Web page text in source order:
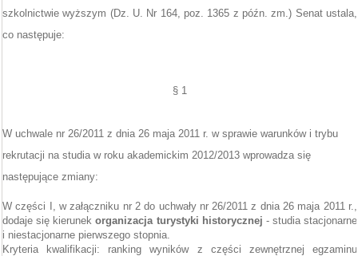
szkolnictwie wyższym (Dz. U. Nr 164, poz. 1365 z późn. zm.) Senat ustala,
co następuje:
§ 1
W uchwale nr 26/2011 z dnia 26 maja 2011 r. w sprawie warunków i trybu
rekrutacji na studia w roku akademickim 2012/2013 wprowadza się
następujące zmiany:
W części I, w załączniku nr 2 do uchwały nr 26/2011 z dnia 26 maja 2011 r.,
dodaje się kierunekorganizacja turystyki historycznej - studia stacjonarne
i niestacjonarne pierwszego stopnia.
Kryteria kwalifikacji: ranking wyników z części zewnętrznej egzaminu